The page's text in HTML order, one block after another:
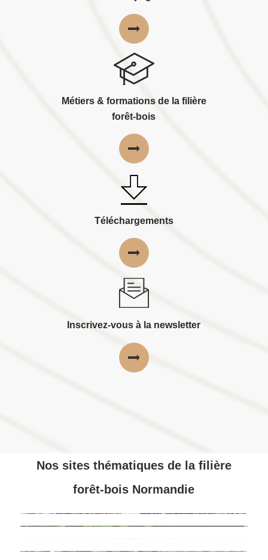
Métiers & formations de la filière
forêt-bois
Téléchargements
Inscrivez-vous à la newsletter
Nos sites thématiques de la filière
forêt-bois Normandie